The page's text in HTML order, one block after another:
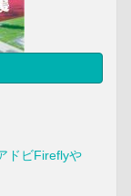
ドビFireflyや